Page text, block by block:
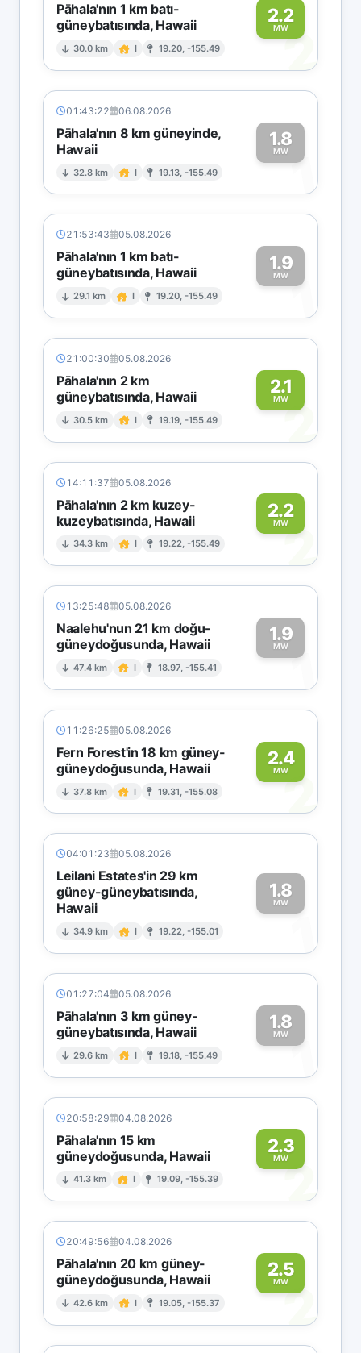
Pāhala'nın 1 km batı-
güneybatısında, Hawaii
30.0 km I 19.20, -155.49
2.2
MW2
01:43:22 06.08.2026
Pāhala'nın 8 km güneyinde,
Hawaii
32.8 km I 19.13, -155.49
1.8
MW1
21:53:43 05.08.2026
Pāhala'nın 1 km batı-
güneybatısında, Hawaii
29.1 km I 19.20, -155.49
1.9
MW1
21:00:30 05.08.2026
Pāhala'nın 2 km
güneybatısında, Hawaii
30.5 km I 19.19, -155.49
2.1
MW2
14:11:37 05.08.2026
Pāhala'nın 2 km kuzey-
kuzeybatısında, Hawaii
34.3 km I 19.22, -155.49
2.2
MW2
13:25:48 05.08.2026
Naalehu'nun 21 km doğu-
güneydoğusunda, Hawaii
47.4 km I 18.97, -155.41
1.9
MW1
11:26:25 05.08.2026
Fern Forest'in 18 km güney-
güneydoğusunda, Hawaii
37.8 km I 19.31, -155.08
2.4
MW2
04:01:23 05.08.2026
Leilani Estates'in 29 km
güney-güneybatısında,
Hawaii
34.9 km I 19.22, -155.01
1.8
MW
1
01:27:04 05.08.2026
Pāhala'nın 3 km güney-
güneybatısında, Hawaii
29.6 km I 19.18, -155.49
1.8
MW1
20:58:29 04.08.2026
Pāhala'nın 15 km
güneydoğusunda, Hawaii
41.3 km I 19.09, -155.39
2.3
MW2
20:49:56 04.08.2026
Pāhala'nın 20 km güney-
güneydoğusunda, Hawaii
42.6 km I 19.05, -155.37
2.5
MW
2